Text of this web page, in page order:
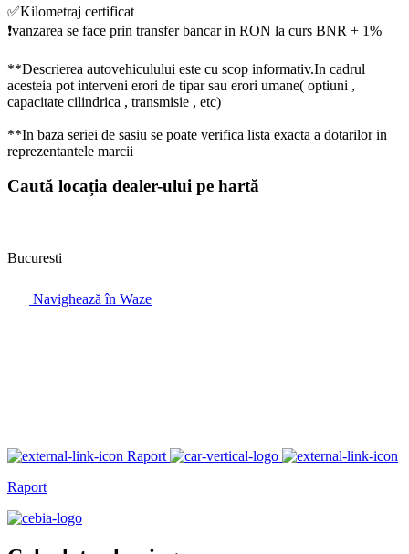
✅Kilometraj certificat
❗️vanzarea se face prin transfer bancar in RON la curs BNR + 1%
**Descrierea autovehiculului este cu scop informativ.In cadrul
acesteia pot interveni erori de tipar sau erori umane( optiuni ,
capacitate cilindrica , transmisie , etc)
**In baza seriei de sasiu se poate verifica lista exacta a dotarilor in
reprezentantele marcii
Caută locația dealer-ului pe hartă
Bucuresti
Navighează în Waze
Raport
Raport